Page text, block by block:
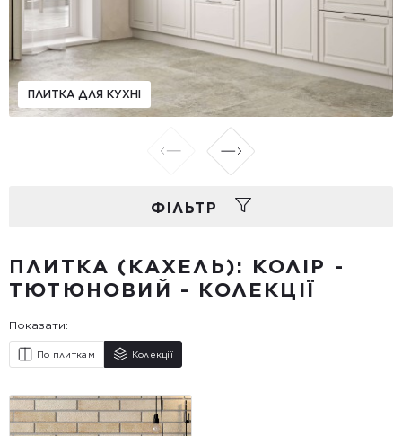
ПЛИТКА ДЛЯ КУХНІ
ФIЛЬТР
ПЛИТКА (КАХЕЛЬ): КОЛІР -
ТЮТЮНОВИЙ - КОЛЕКЦІЇ
Показати:
По плиткам Колекції